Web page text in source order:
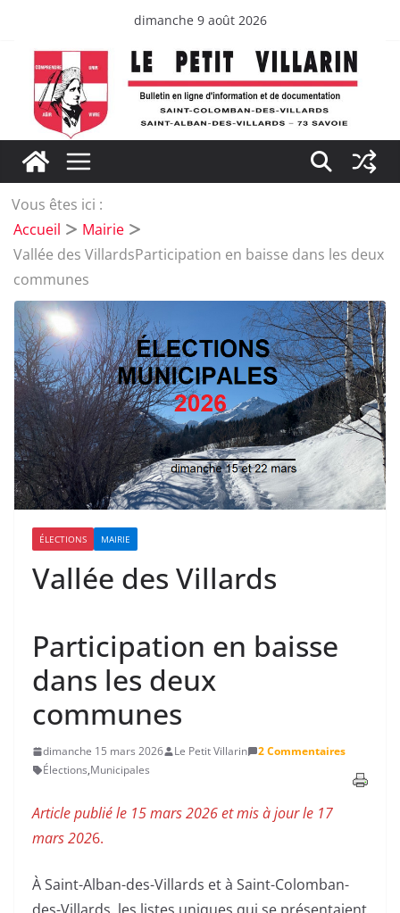
contenu
dimanche 9 août 2026
Vous êtes ici :
Accueil
Mairie
Vallée des VillardsParticipation en baisse dans les deux
communes
ÉLECTIONS MAIRIE
Vallée des Villards
Participation en baisse
dans les deux
communes
dimanche 15 mars 2026 Le Petit Villarin
2 Commentaires
Élections,Municipales
Article publié le 15 mars 2026 et mis à jour le 17
mars 2026.
À Saint-Alban-des-Villards et à Saint-Colomban-